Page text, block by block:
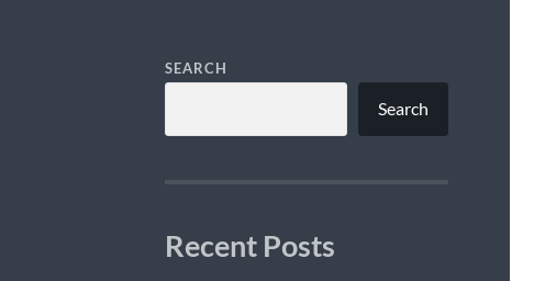
SEARCH
Search
Recent Posts